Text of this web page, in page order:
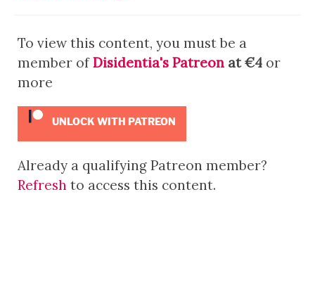
To view this content, you must be a
member ofDisidentia's Patreon at €4 or
more
UNLOCK WITH PATREON
Already a qualifying Patreon member?
Refresh to access this content.